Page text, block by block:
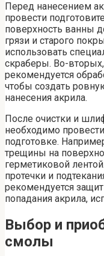
Перед нанесением
провести
поверхность ванны
грязи и старого
использовать
скраберы. Во-
рекомендуется
чтобы создать
нанесения акрила.
После очистки и
необходимо
подготовке.
трещины на
герметиковой
протечки и
рекомендуется
попадания акрила,
Выбор и
смолы